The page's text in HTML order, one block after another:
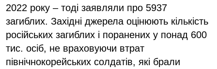
2022 року ‒ тоді заявляли про 5937
загиблих. Західні джерела оцінюють кількість
російських загиблих і поранених у понад 600
тис. осіб, не враховуючи втрат
північнокорейських солдатів, які брали